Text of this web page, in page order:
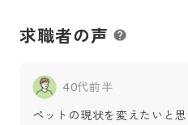
求職者の声
40代前半
ペットの現状を変えたいと